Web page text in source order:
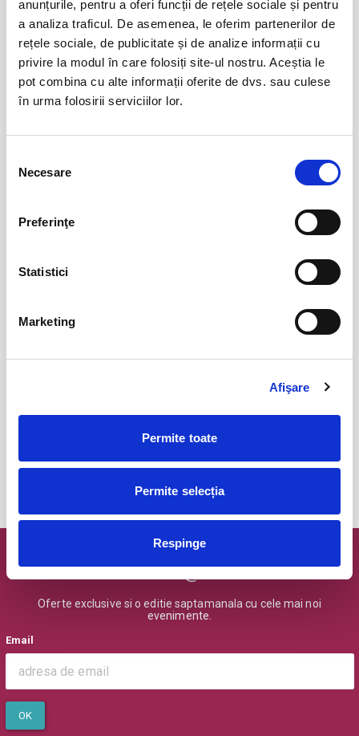
anunțurile, pentru a oferi funcții de rețele sociale și pentru
a analiza traficul. De asemenea, le oferim partenerilor de
rețele sociale, de publicitate și de analize informații cu
privire la modul în care folosiți site-ul nostru. Aceștia le
pot combina cu alte informații oferite de dvs. sau culese
în urma folosirii serviciilor lor.
consimțământului
Necesare
Preferinţe
Statistici
Marketing
Afişare
Permite toate
Permite selecția
Respinge
MASTERS OF CLASSIC
Bucuresti
12
13
oct
oct
MAI MULTE DIN CONCERTE
Newsletter @ Bilete.ro
Oferte exclusive si o editie saptamanala cu cele mai noi
evenimente.
Email
OK